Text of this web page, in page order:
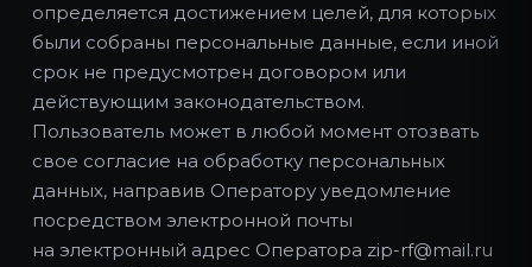
определяется достижением целей, для которых
были собраны персональные данные, если иной
срок не предусмотрен договором или
действующим законодательством.
Пользователь может в любой момент отозвать
свое согласие на обработку персональных
данных, направив Оператору уведомление
посредством электронной почты
на электронный адрес Оператора zip-rf@mail.ru